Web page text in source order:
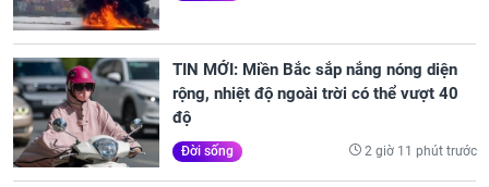
TIN MỚI: Miền Bắc sắp nắng nóng diện
rộng, nhiệt độ ngoài trời có thể vượt 40
độ
Đời sống 2 giờ 11 phút trước